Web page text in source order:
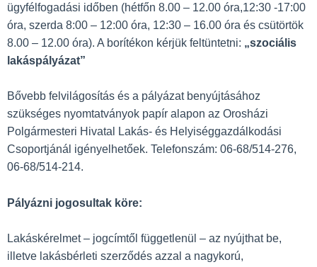
ügyfélfogadási időben (hétfőn 8.00 – 12.00 óra,12:30 -17:00
óra, szerda 8:00 – 12:00 óra, 12:30 – 16.00 óra és csütörtök
8.00 – 12.00 óra). A borítékon kérjük feltüntetni: „szociális
lakáspályázat”
Bővebb felvilágosítás és a pályázat benyújtásához
szükséges nyomtatványok papír alapon az Orosházi
Polgármesteri Hivatal Lakás- és Helyiséggazdálkodási
Csoportjánál igényelhetőek. Telefonszám: 06-68/514-276,
06-68/514-214.
Pályázni jogosultak köre:
Lakáskérelmet – jogcímtől függetlenül – az nyújthat be,
illetve lakásbérleti szerződés azzal a nagykorú,